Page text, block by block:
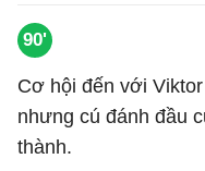
90'
Cơ hội đến với
nhưng cú đánh đầu
thành.